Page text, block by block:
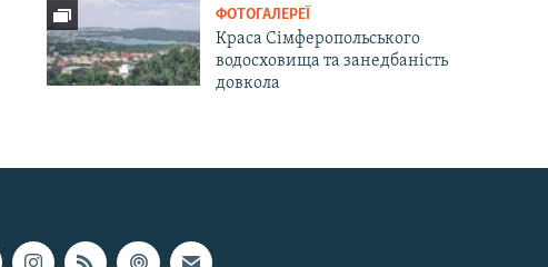
ФОТОГАЛЕРЕЇ
Краса Сімферопольського
водосховища та занедбаність
довкола